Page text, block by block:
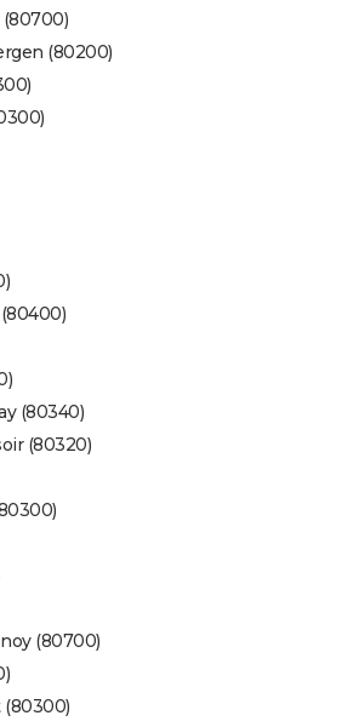
(80200)
(80340)
(80320)
(80700)